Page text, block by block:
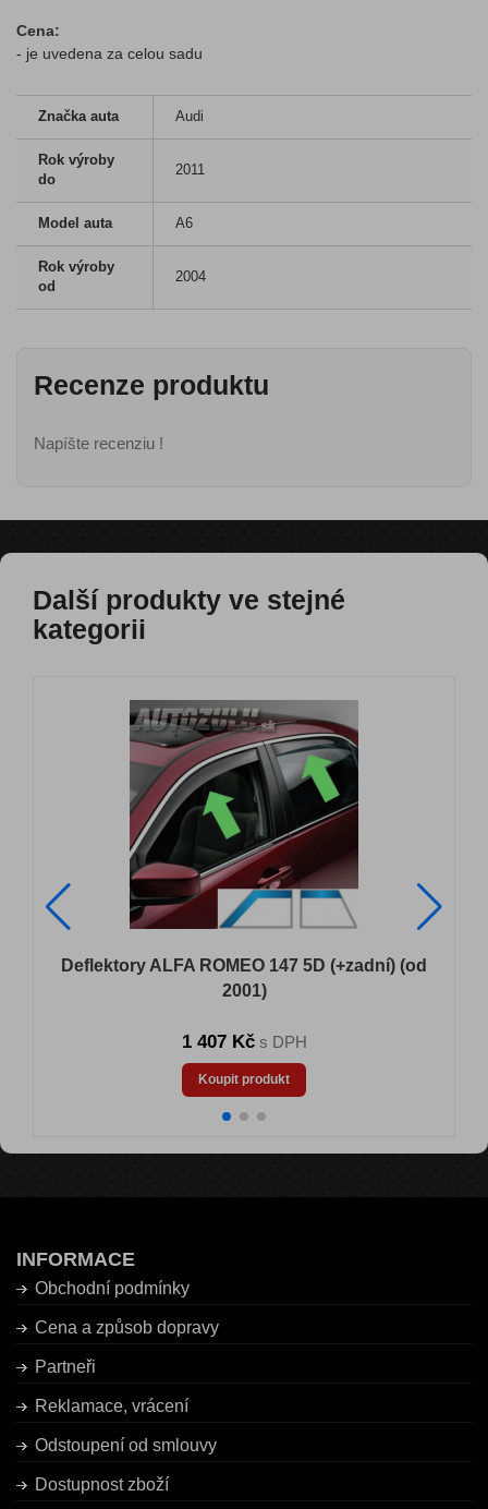
Cena:
- je uvedena za celou sadu
Značka auta Audi
Rok výroby
do
2011
Model auta A6
Rok výroby
od
2004
Recenze produktu
Napíšte recenziu !
Další produkty ve stejné
kategorii
Deflektory ALFA ROMEO 147 5D (+zadní) (od
2001)
1 407 Kčs DPH
Koupit produkt
INFORMACE
Obchodní podmínky
Cena a způsob dopravy
Partneři
Reklamace, vrácení
Odstoupení od smlouvy
Dostupnost zboží